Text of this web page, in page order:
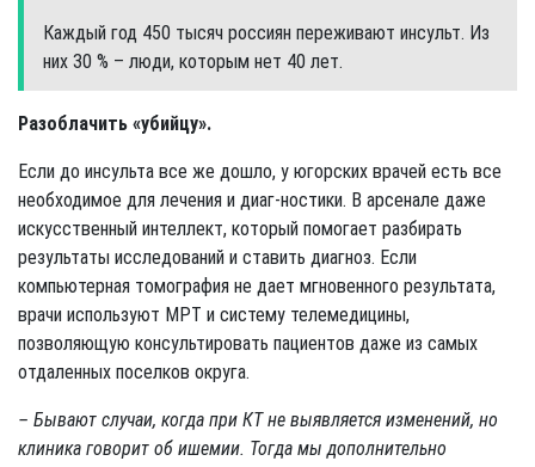
Каждый год 450 тысяч россиян переживают инсульт. Из
них 30 % – люди, которым нет 40 лет.
Разоблачить «убийцу».
Если до инсульта все же дошло, у югорских врачей есть все
необходимое для лечения и диаг-ностики. В арсенале даже
искусственный интеллект, который помогает разбирать
результаты исследований и ставить диагноз. Если
компьютерная томография не дает мгновенного результата,
врачи используют МРТ и систему телемедицины,
позволяющую консультировать пациентов даже из самых
отдаленных поселков округа.
– Бывают случаи, когда при КТ не выявляется изменений, но
клиника говорит об ишемии. Тогда мы дополнительно